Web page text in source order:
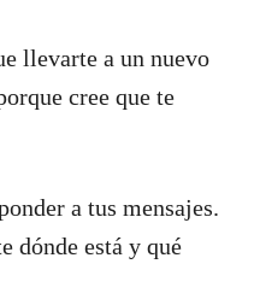
llevarte a un nuevo
cree que te
a tus mensajes.
dónde está y qué